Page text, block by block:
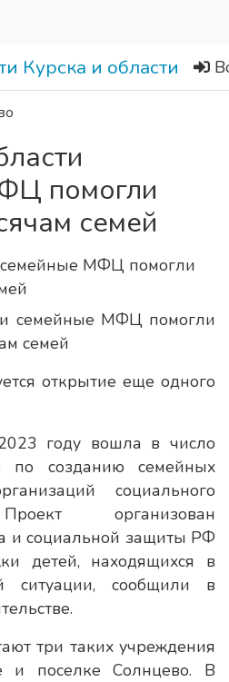
помогли
семей
семейные МФЦ помогли
семей
открытие еще одного
году вошла в число
по созданию семейных
социального
организован
и социальной защиты РФ
детей, находящихся в
ситуации, сообщили в
три таких учреждения
и поселке Солнцево. В